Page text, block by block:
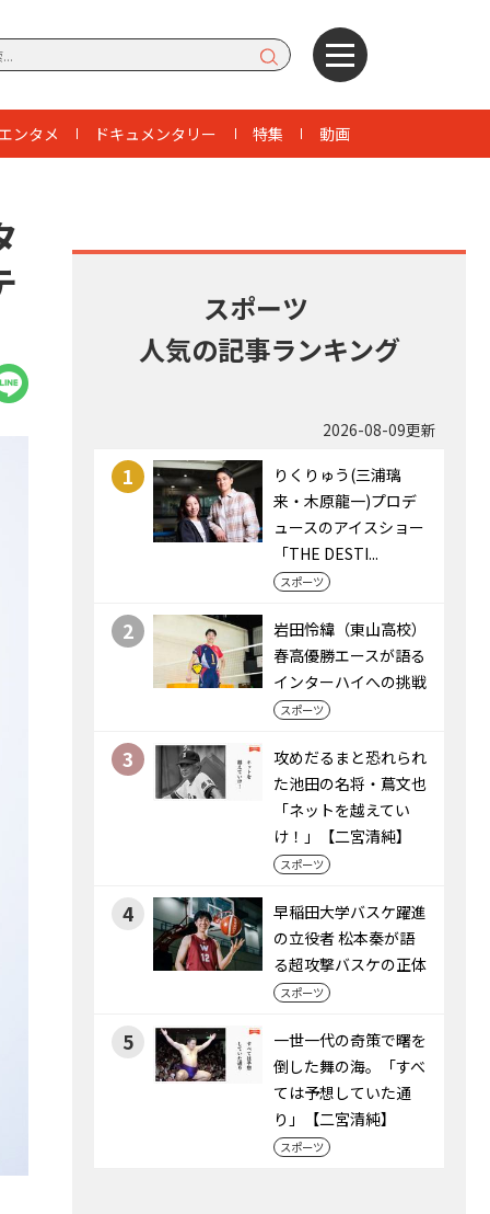
ンタメ ドキュメンタリー 特集 動画
スポーツ
人気の記事ランキング
2026-08-09更新
1
りくりゅう(三浦璃
来・木原龍一)プロデ
ュースのアイスショー
「THE DESTI...
スポーツ
2
岩田怜緯（東山高校）
春高優勝エースが語る
インターハイへの挑戦
スポーツ
3
攻めだるまと恐れられ
た池田の名将・蔦文也
「ネットを越えてい
け！」【二宮清純】
スポーツ
4
早稲田大学バスケ躍進
の立役者 松本秦が語
る超攻撃バスケの正体
スポーツ
5
一世一代の奇策で曙を
倒した舞の海。「すべ
ては予想していた通
り」【二宮清純】
スポーツ